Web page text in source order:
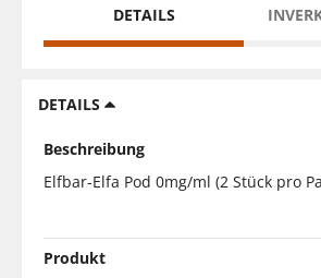
DETAILS
DETAILS
Beschreibung
Elfbar-Elfa Pod 0mg/ml (2 Stück pro
Produkt